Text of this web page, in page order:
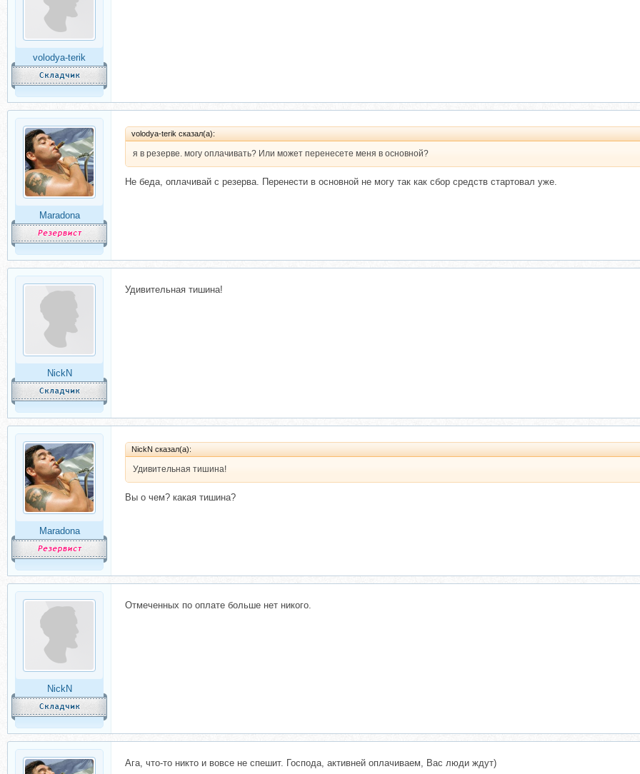
volodya-terik
Maradona
volodya-terik сказал(а):
я в резерве. могу оплачивать? Или может перенесете меня в основной?
Не беда, оплачивай с резерва. Перенести в основной не могу так как сбор средств стартовал уже.
NickN
Удивительная тишина!
Maradona
NickN сказал(а):
Удивительная тишина!
Вы о чем? какая тишина?
NickN
Отмеченных по оплате больше нет никого.
Ага, что-то никто и вовсе не спешит. Господа, активней оплачиваем, Вас люди ждут)